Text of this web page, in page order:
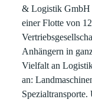
& Logistik GmbH
einer Flotte von
Anhängern in
Vielfalt an
an: